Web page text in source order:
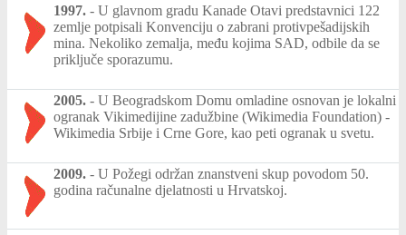
1997. - U glavnom gradu Kanade Otavi predstavnici 122
zemlje potpisali Konvenciju o zabrani protivpešadijskih
mina. Nekoliko zemalja, među kojima SAD, odbile da se
priključe sporazumu.
2005. - U Beogradskom Domu omladine osnovan je lokalni
ogranak Vikimedijine zadužbine (Wikimedia Foundation) -
Wikimedia Srbije i Crne Gore, kao peti ogranak u svetu.
2009. - U Požegi održan znanstveni skup povodom 50.
godina računalne djelatnosti u Hrvatskoj.